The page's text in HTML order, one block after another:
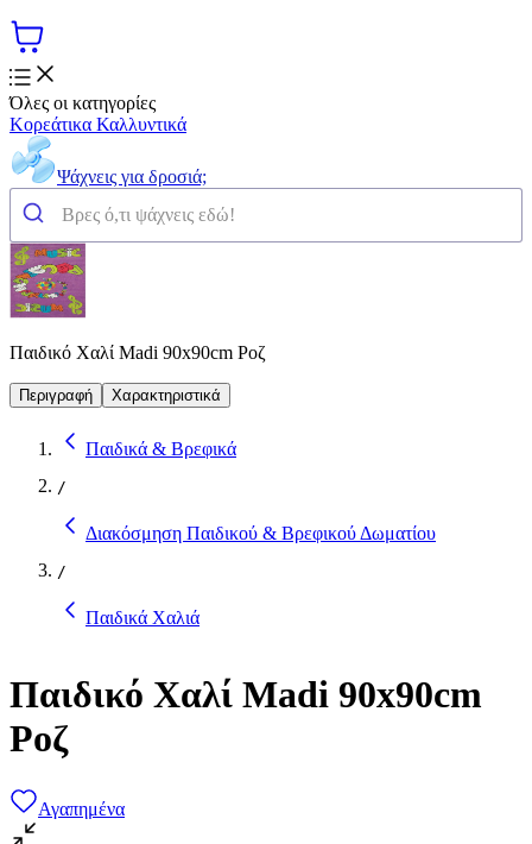
Όλες οι κατηγορίες
Κορεάτικα Καλλυντικά
Ψάχνεις για δροσιά;
Παιδικό Χαλί Madi 90x90cm Ροζ
Περιγραφή Χαρακτηριστικά
Παιδικά & Βρεφικά
/
Διακόσμηση Παιδικού & Βρεφικού Δωματίου
/
Παιδικά Χαλιά
Παιδικό Χαλί Madi 90x90cm
Ροζ
Αγαπημένα